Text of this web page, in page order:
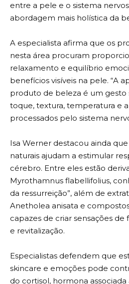
entre a pele e o sistema
abordagem mais holística da
A especialista afirma que os
nesta área procuram
relaxamento e equilíbrio
benefícios visíveis na pele. “A
produto de beleza é um gesto
toque, textura, temperatura e
processados pelo sistema
Isa Werner destacou ainda
naturais ajudam a estimular
cérebro. Entre eles estão
Myrothamnus flabellifolius,
da ressurreição”, além de
Anetholea anisata e
capazes de criar sensações
e revitalização.
Especialistas defendem que
skincare e emoções pode
do cortisol, hormona associada